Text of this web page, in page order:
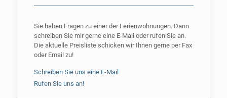
Sie haben Fragen zu einer der Ferienwohnungen. Dann
schreiben Sie mir gerne eine E-Mail oder rufen Sie an.
Die aktuelle Preisliste schicken wir Ihnen gerne per Fax
oder Email zu!
Schreiben Sie uns eine E-Mail
Rufen Sie uns an!